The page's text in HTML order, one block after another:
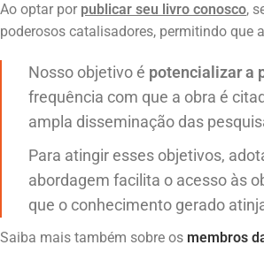
Ao optar por publicar seu livro conosco,
poderosos catalisadores, permitindo que
Nosso objetivo é potencializar a
frequência com que a obra é
ampla disseminação das
Para atingir esses objetivos,
abordagem facilita o acesso às
que o conhecimento gerado
Saiba mais também sobre os membros